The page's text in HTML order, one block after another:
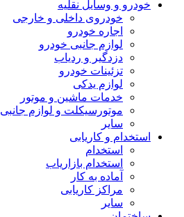
خودرو و وسایل نقلیه
خودروی داخلی و خارجی
اجاره خودرو
لوازم جانبی خودرو
دزدگیر و ردیاب
تزئینات خودرو
لوازم یدکی
خدمات ماشین و موتور
موتورسیکلت و لوازم جانبی
سایر
استخدام و کاریابی
استخدام
استخدام بازاریاب
آماده به کار
مراکز کاریابی
سایر